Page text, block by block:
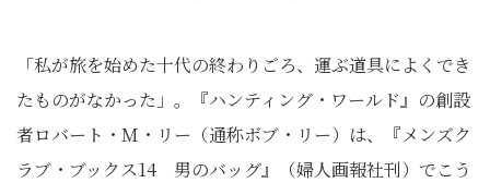
「私が旅を始めた十代の終わりごろ、運ぶ道具によくでき
たものがなかった」。『ハンティング・ワールド』の創設
者ロバート・Ｍ・リー（通称ボブ・リー）は、『メンズク
ラブ・ブックス14 男のバッグ』（婦人画報社刊）でこう